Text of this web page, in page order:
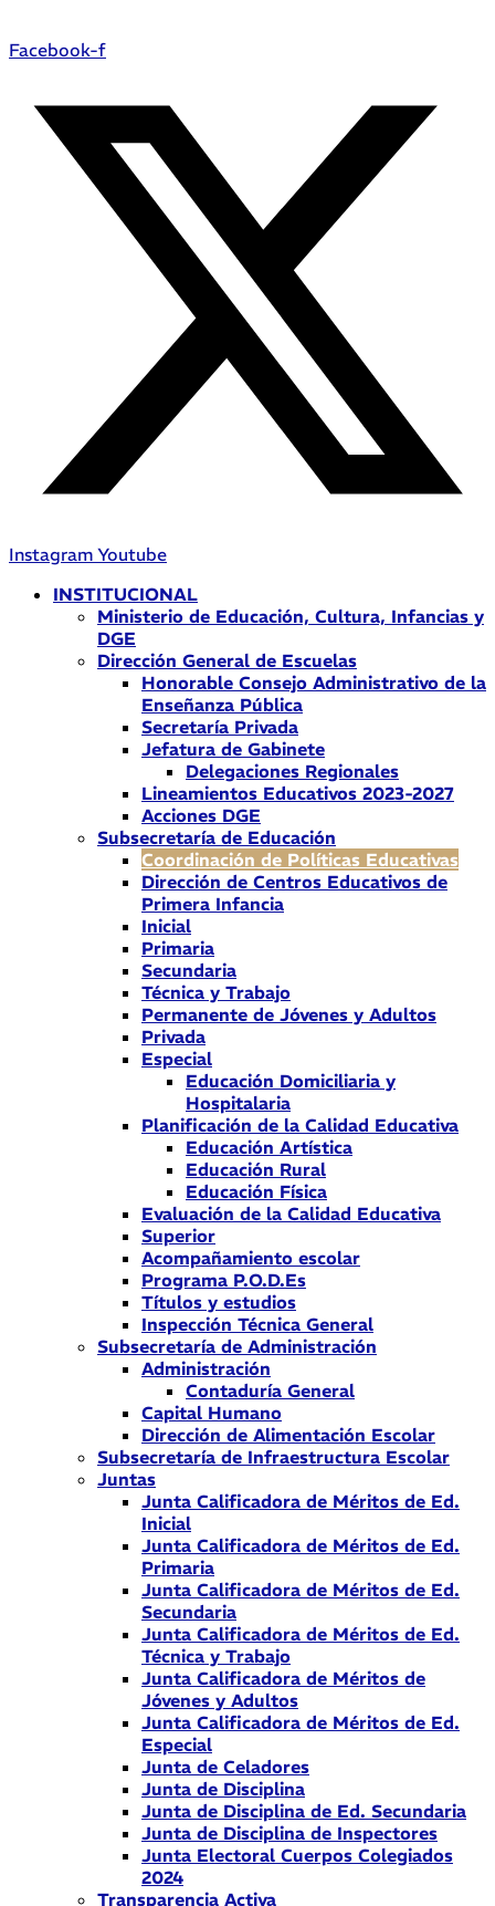
Facebook-f
Instagram Youtube
INSTITUCIONAL
Ministerio de Educación, Cultura, Infancias y
DGE
Dirección General de Escuelas
Honorable Consejo Administrativo de la
Enseñanza Pública
Secretaría Privada
Jefatura de Gabinete
Delegaciones Regionales
Lineamientos Educativos 2023-2027
Acciones DGE
Subsecretaría de Educación
Coordinación de Políticas Educativas
Dirección de Centros Educativos de
Primera Infancia
Inicial
Primaria
Secundaria
Técnica y Trabajo
Permanente de Jóvenes y Adultos
Privada
Especial
Educación Domiciliaria y
Hospitalaria
Planificación de la Calidad Educativa
Educación Artística
Educación Rural
Educación Física
Evaluación de la Calidad Educativa
Superior
Acompañamiento escolar
Programa P.O.D.Es
Títulos y estudios
Inspección Técnica General
Subsecretaría de Administración
Administración
Contaduría General
Capital Humano
Dirección de Alimentación Escolar
Subsecretaría de Infraestructura Escolar
Juntas
Junta Calificadora de Méritos de Ed.
Inicial
Junta Calificadora de Méritos de Ed.
Primaria
Junta Calificadora de Méritos de Ed.
Secundaria
Junta Calificadora de Méritos de Ed.
Técnica y Trabajo
Junta Calificadora de Méritos de
Jóvenes y Adultos
Junta Calificadora de Méritos de Ed.
Especial
Junta de Celadores
Junta de Disciplina
Junta de Disciplina de Ed. Secundaria
Junta de Disciplina de Inspectores
Junta Electoral Cuerpos Colegiados
2024
Transparencia Activa